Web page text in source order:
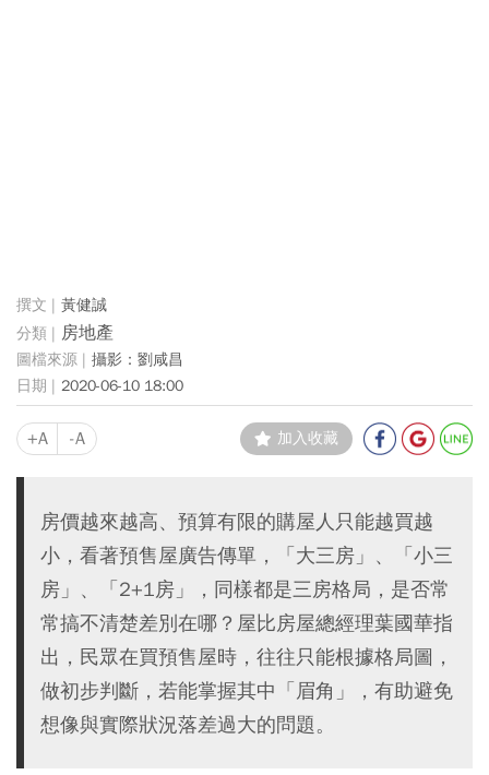
黃健誠
房地產
攝影：劉咸昌
2020-06-10 18:00
+A -A 加入收藏
房價越來越高、預算有限的購屋人只能越買越
小，看著預售屋廣告傳單，「大三房」、「小三
房」、「2+1房」，同樣都是三房格局，是否常
常搞不清楚差別在哪？屋比房屋總經理葉國華指
出，民眾在買預售屋時，往往只能根據格局圖，
做初步判斷，若能掌握其中「眉角」，有助避免
想像與實際狀況落差過大的問題。